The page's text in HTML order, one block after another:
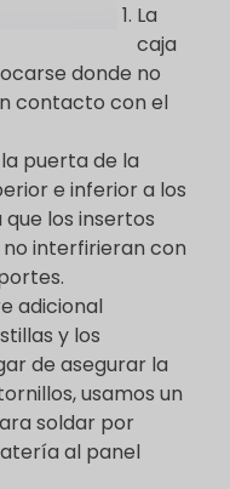
La
caja
donde no
contacto con el
puerta de la
e inferior a los
que los insertos
interfirieran con
adicional
y los
de asegurar la
usamos un
soldar por
al panel